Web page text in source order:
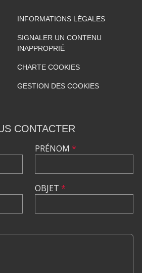
INFORMATIONS LÉGALES
SIGNALER UN CONTENU
INAPPROPRIÉ
CHARTE COOKIES
GESTION DES COOKIES
CONTACTER
PRÉNOM *
OBJET *